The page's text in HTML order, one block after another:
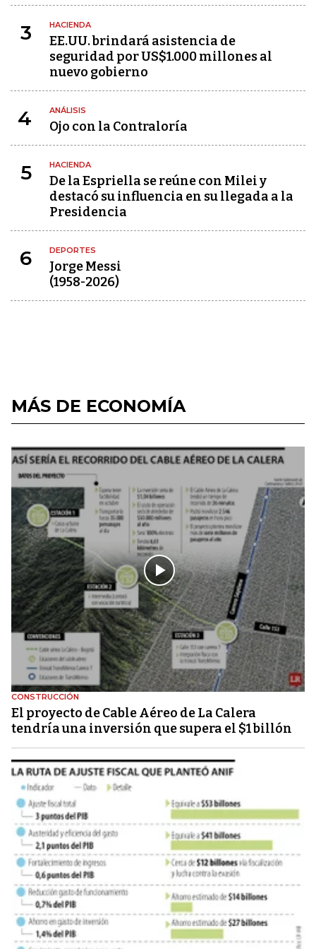
3 HACIENDA
EE.UU. brindará asistencia de
seguridad por US$1.000 millones al
nuevo gobierno
4 ANÁLISIS
Ojo con la Contraloría
5 HACIENDA
De la Espriella se reúne con Milei y
destacó su influencia en su llegada a la
Presidencia
6 DEPORTES
Jorge Messi
(1958-2026)
MÁS DE ECONOMÍA
CONSTRUCCIÓN
El proyecto de Cable Aéreo de La Calera
tendría una inversión que supera el $1 billón